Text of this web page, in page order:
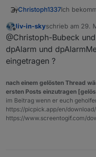
Christoph1337Ich
Offline
liv-in-skyschrieb am 29.
zuletzt editiert
@Christoph-Bubeck
dpAlarm und
eingetragen ?
nach einem gelösten Thread
ersten Posts einzutragen
im Beitrag wenn er euch
https://picpick.app/en/
https://www.screentogif.com/